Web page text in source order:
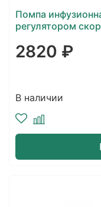
Помпа
регулятором
2820 ₽
В наличии